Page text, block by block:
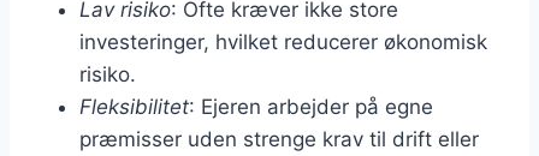
Lav risiko: Ofte kræver ikke store
investeringer, hvilket reducerer økonomisk
risiko.
Fleksibilitet: Ejeren arbejder på egne
præmisser uden strenge krav til drift eller